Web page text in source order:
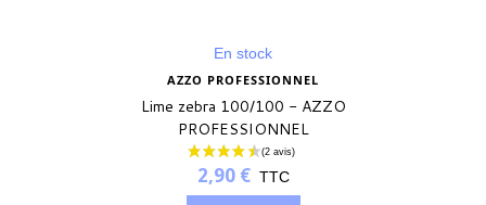
En stock
AZZO PROFESSIONNEL
Lime zebra 100/100 - AZZO
PROFESSIONNEL
2,90 € TTC